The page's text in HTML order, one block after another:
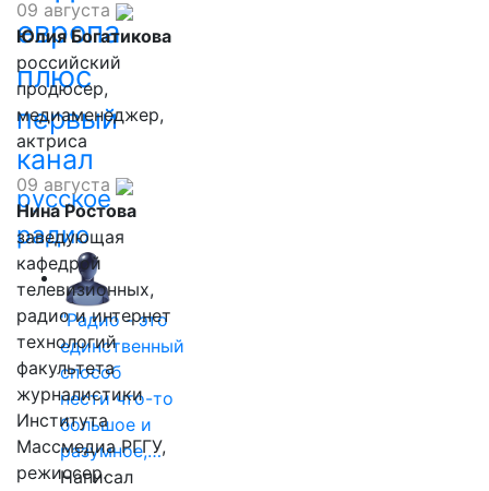
европа
плюс
первый
канал
русское
радио
"Радио - это
единственный
способ
нести что-то
большое и
разумное,…
Написал
09 августа
Юлия Богатикова
российский
продюсер,
медиаменеджер,
актриса
09 августа
Нина Ростова
заведующая
кафедрой
телевизионных,
радио и интернет
технологий
факультета
журналистики
Института
Массмедиа РГГУ,
режиссер.